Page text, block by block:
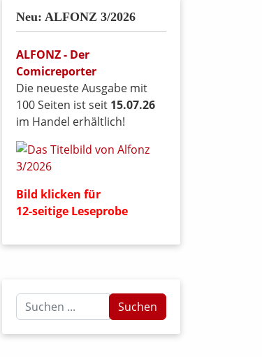
Neu: ALFONZ 3/2026
ALFONZ - Der
Comicreporter
Die neueste Ausgabe mit
100 Seiten ist seit 15.07.26
im Handel erhältlich!
Bild klicken für
12-seitige Leseprobe
Suchen
...
Suchen